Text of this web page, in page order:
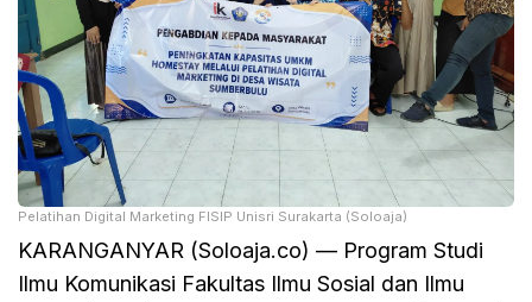
Pelatihan Digital Marketing FISIP Unisri Surakarta (Soloaja)
KARANGANYAR (Soloaja.co) — Program Studi
Ilmu Komunikasi Fakultas Ilmu Sosial dan Ilmu